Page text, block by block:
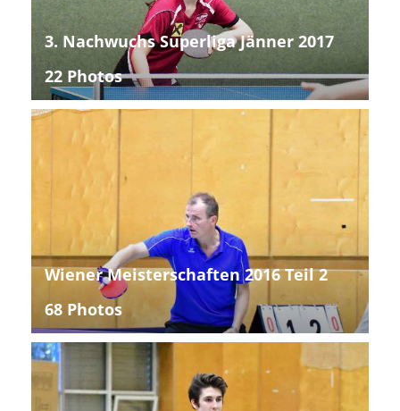
3. Nachwuchs Superliga Jänner 2017
22 Photos
Wiener Meisterschaften 2016 Teil 2
68 Photos